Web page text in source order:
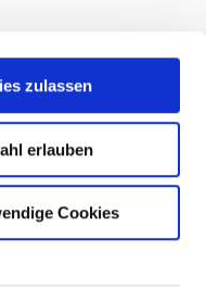
zulassen
erlauben
Cookies